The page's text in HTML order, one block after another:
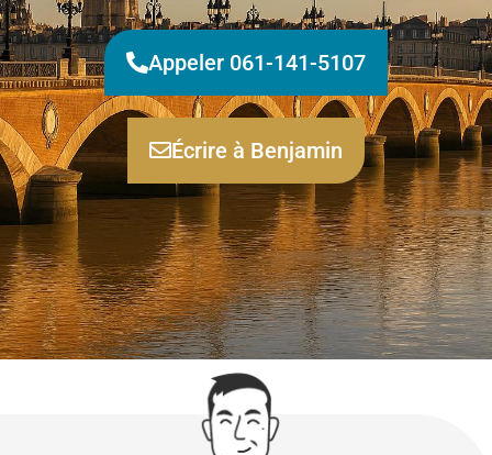
Appeler 061-141-5107
Écrire à Benjamin